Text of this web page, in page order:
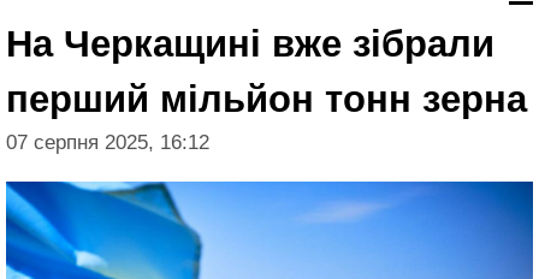
На Черкащині вже зібрали
перший мільйон тонн зерна
07 серпня 2025, 16:12